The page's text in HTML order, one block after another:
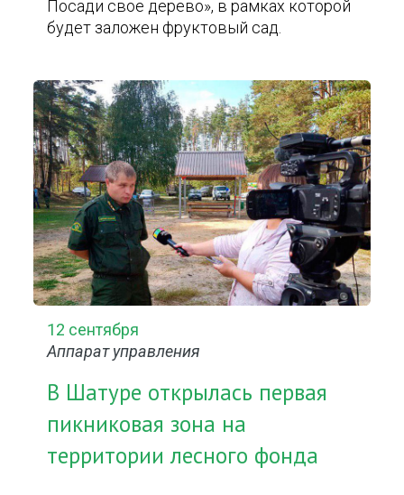
Посади свое дерево», в рамках которой
будет заложен фруктовый сад.
12 сентября
Аппарат управления
В Шатуре открылась первая
пикниковая зона на
территории лесного фонда